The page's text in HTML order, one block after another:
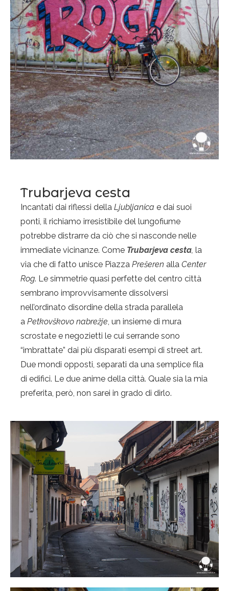
Trubarjeva cesta
Incantati dai riflessi della Ljubljanica e dai suoi
ponti, il richiamo irresistibile del lungofiume
potrebbe distrarre da ciò che si nasconde nelle
immediate vicinanze. Come Trubarjeva cesta, la
via che di fatto unisce Piazza Prešeren alla Center
Rog. Le simmetrie quasi perfette del centro città
sembrano improvvisamente dissolversi
nell’ordinato disordine della strada parallela
a Petkovškovo nabrežje, un insieme di mura
scrostate e negozietti le cui serrande sono
“imbrattate” dai più disparati esempi di street art.
Due mondi opposti, separati da una semplice fila
di edifici. Le due anime della città. Quale sia la mia
preferita, però, non sarei in grado di dirlo.